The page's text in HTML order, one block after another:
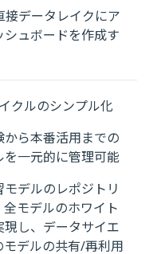
データレイクにア
シュボードを作成す
クルのシンプル化
ら本番活用までの
を一元的に管理可能
デルのレポジトリ
モデルのホワイト
し、データサイエ
モデルの共有/再利用